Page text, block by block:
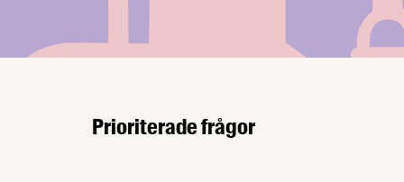
Prioriterade frågor